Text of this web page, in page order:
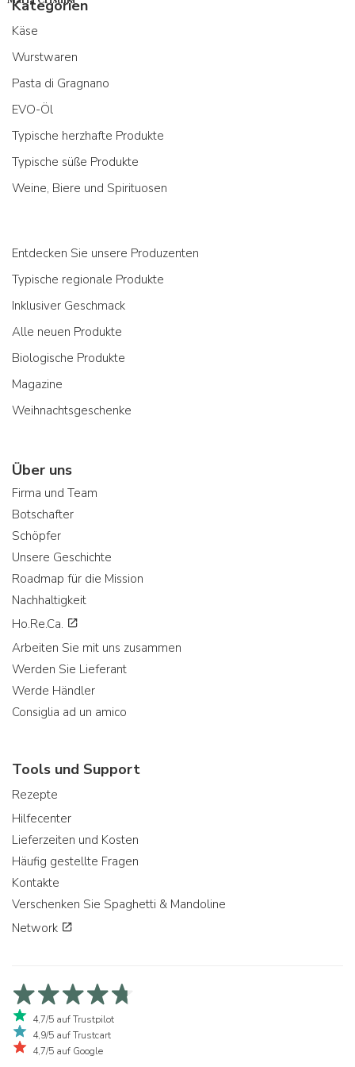
Kategorien
Käse
Wurstwaren
Pasta di Gragnano
EVO-Öl
Typische herzhafte Produkte
Typische süße Produkte
Weine, Biere und Spirituosen
Entdecken Sie unsere Produzenten
Typische regionale Produkte
Inklusiver Geschmack
Alle neuen Produkte
Biologische Produkte
Magazine
Weihnachtsgeschenke
Über uns
Firma und Team
Botschafter
Schöpfer
Unsere Geschichte
Roadmap für die Mission
Nachhaltigkeit
Ho.Re.Ca.
Arbeiten Sie mit uns zusammen
Werden Sie Lieferant
Werde Händler
Consiglia ad un amico
Tools und Support
Rezepte
Hilfecenter
Lieferzeiten und Kosten
Häufig gestellte Fragen
Kontakte
Verschenken Sie Spaghetti & Mandoline
Network
4,7/5 auf Trustpilot
4,9/5 auf Trustcart
4,7/5 auf Google